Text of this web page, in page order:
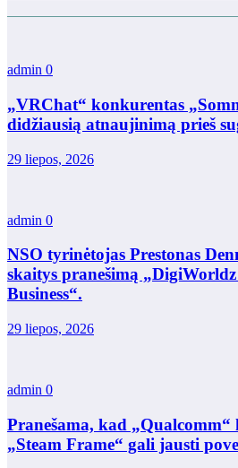
admin 0
„VRChat“ konkurentas
didžiausią atnaujinimą prieš
29 liepos, 2026
admin 0
NSO tyrinėtojas Prestonas
skaitys pranešimą
Business“.
29 liepos, 2026
admin 0
Pranešama, kad „Qualcomm“
„Steam Frame“ gali jausti